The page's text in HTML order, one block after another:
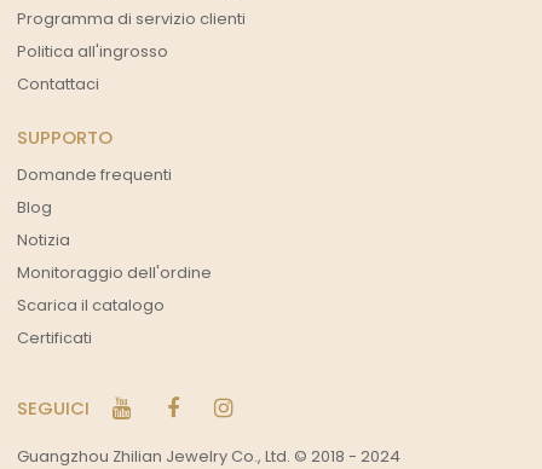
Programma di servizio clienti
Politica all'ingrosso
Contattaci
SUPPORTO
Domande frequenti
Blog
Notizia
Monitoraggio dell'ordine
Scarica il catalogo
Certificati
SEGUICI
Guangzhou Zhilian Jewelry Co., Ltd. © 2018 - 2024